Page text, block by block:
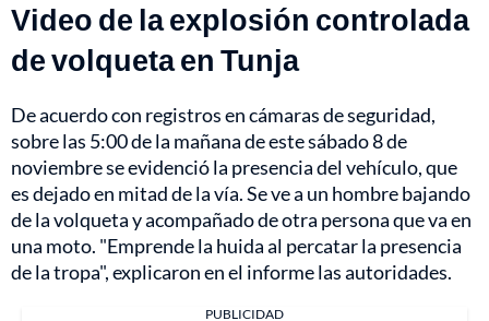
Video de la explosión controlada
de volqueta en Tunja
De acuerdo con registros en cámaras de seguridad,
sobre las 5:00 de la mañana de este sábado 8 de
noviembre se evidenció la presencia del vehículo, que
es dejado en mitad de la vía. Se ve a un hombre bajando
de la volqueta y acompañado de otra persona que va en
una moto. "Emprende la huida al percatar la presencia
de la tropa", explicaron en el informe las autoridades.
PUBLICIDAD